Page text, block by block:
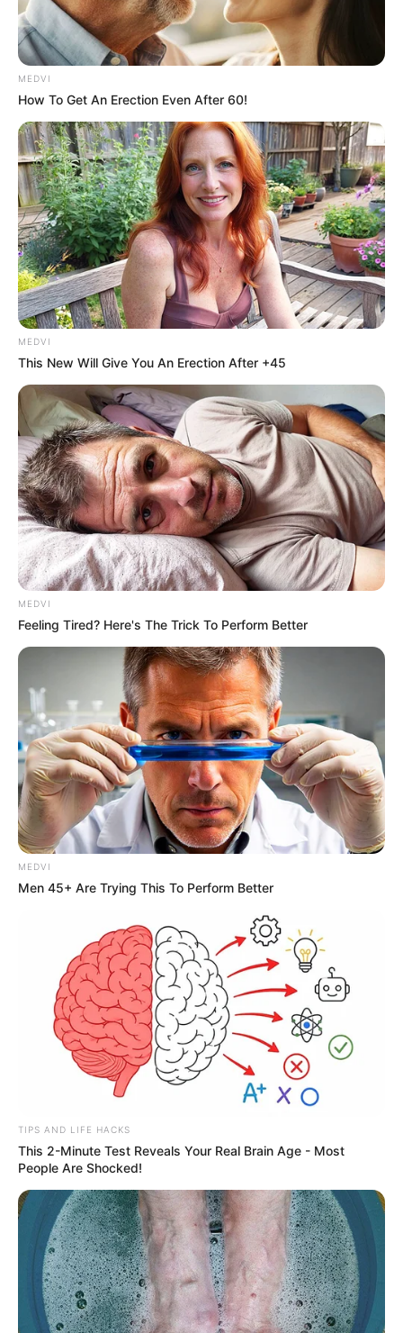
ΤΑΥΤΟΤΗΤΑ ΚΑΙ ΕΠΙΚΟΙΝΩΝΙΑ ΟΡΟΙ ΧΡΗΣΗΣ
MEDVI
How To Get An Erection Even After 60!
MEDVI
This New Will Give You An Erection After +45
MEDVI
Feeling Tired? Here's The Trick To Perform Better
MEDVI
Men 45+ Are Trying This To Perform Better
TIPS AND LIFE HACKS
This 2-Minute Test Reveals Your Real Brain Age - Most
People Are Shocked!